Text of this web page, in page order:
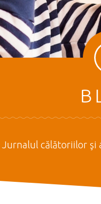
Jurnalul călătoriilor şi